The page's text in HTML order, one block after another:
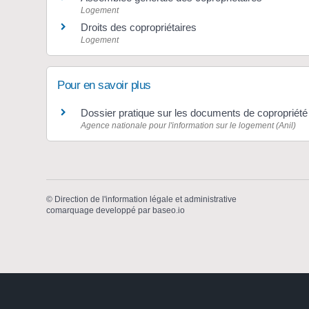
Logement
Droits des copropriétaires
Logement
Pour en savoir plus
Dossier pratique sur les documents de
Agence nationale pour l'information sur le logement (Anil)
© Direction de l'information légale et administrative
comarquage developpé par baseo.io